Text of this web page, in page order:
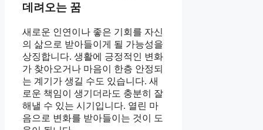
데려오는 꿈
새로운 인연이나 좋은 기회를 자신
의 삶으로 받아들이게 될 가능성을
상징합니다. 생활에 긍정적인 변화
가 찾아오거나 마음이 한층 안정되
는 계기가 생길 수도 있습니다. 새
로운 책임이 생기더라도 충분히 잘
해낼 수 있는 시기입니다. 열린 마
음으로 변화를 받아들이는 것이 도